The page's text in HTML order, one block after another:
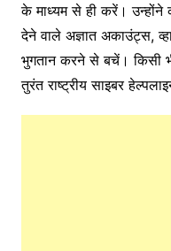
के माध्यम से ही करें।
देने वाले अज्ञात अकाउंट्स,
भुगतान करने से बचें। किसी
तुरंत राष्ट्रीय साइबर